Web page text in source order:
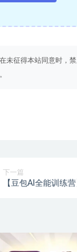
未征得本站同意时，
下一篇
【豆包AI全能训练